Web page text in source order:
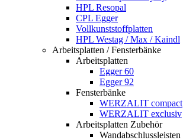
HPL Resopal
CPL Egger
Vollkunststoffplatten
HPL Westag / Max / Kaindl
Arbeitsplatten / Fensterbänke
Arbeitsplatten
Egger 60
Egger 92
Fensterbänke
WERZALIT compact
WERZALIT exclusiv
Arbeitsplatten Zubehör
Wandabschlussleisten